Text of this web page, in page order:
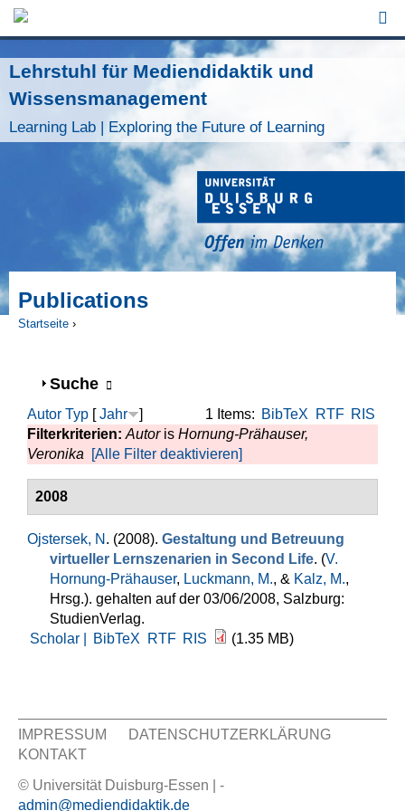
Jump to Navigation
Lehrstuhl für Mediendidaktik und
Wissensmanagement
Learning Lab | Exploring the Future of Learning
Publications
Startseite ›
Anzeigen
Suche
1 Items: BibTeX RTF RIS
Autor Typ [Jahr
]
Filterkriterien: Autoris Hornung-Prähauser,
Veronika
[Alle Filter deaktivieren]
2008
Ojstersek, N . (2008). Gestaltung und Betreuung
virtueller Lernszenarien in Second Life. (V.
Hornung-Prähauser, Luckmann, M., & Kalz, M.,
Hrsg.). gehalten auf der 03/06/2008, Salzburg:
StudienVerlag.
Scholar |
BibTeX RTF RIS (1.35 MB)
Sekundär Menü
IMPRESSUM
DATENSCHUTZERKLÄRUNG
KONTAKT
© Universität Duisburg-Essen | -
admin@mediendidaktik.de